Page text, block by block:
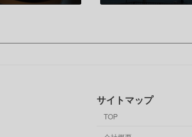
サイトマップ
TOP